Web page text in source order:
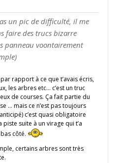
un pic de difficulté, il me
faire des trucs bizarre
panneau voontairement
rapport à ce que t’avais écris,
les arbres etc… c’est un truc
de courses. Ça fait partie du
… mais ce n’est pas toujours
c’est quasi obligatoire
suite à un virage qui t’a
côté.
certains arbres sont très